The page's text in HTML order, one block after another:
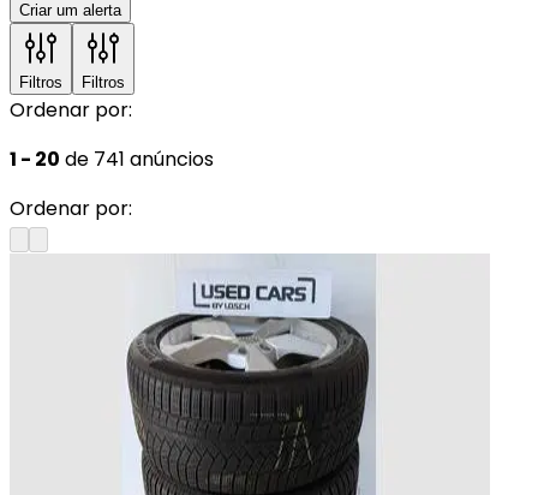
Criar um alerta
Filtros Filtros
Ordenar por:
1 - 20 de 741 anúncios
Ordenar por: